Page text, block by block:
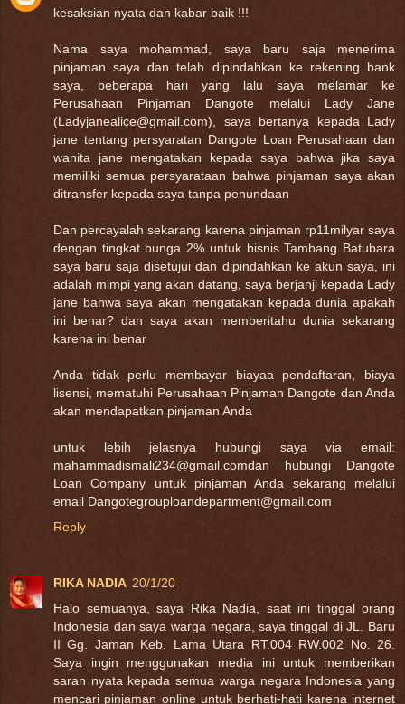
kesaksian nyata dan kabar baik !!!
Nama saya mohammad, saya baru saja menerima
pinjaman saya dan telah dipindahkan ke rekening bank
saya, beberapa hari yang lalu saya melamar ke
Perusahaan Pinjaman Dangote melalui Lady Jane
(Ladyjanealice@gmail.com), saya bertanya kepada Lady
jane tentang persyaratan Dangote Loan Perusahaan dan
wanita jane mengatakan kepada saya bahwa jika saya
memiliki semua persyarataan bahwa pinjaman saya akan
ditransfer kepada saya tanpa penundaan
Dan percayalah sekarang karena pinjaman rp11milyar saya
dengan tingkat bunga 2% untuk bisnis Tambang Batubara
saya baru saja disetujui dan dipindahkan ke akun saya, ini
adalah mimpi yang akan datang, saya berjanji kepada Lady
jane bahwa saya akan mengatakan kepada dunia apakah
ini benar? dan saya akan memberitahu dunia sekarang
karena ini benar
Anda tidak perlu membayar biayaa pendaftaran, biaya
lisensi, mematuhi Perusahaan Pinjaman Dangote dan Anda
akan mendapatkan pinjaman Anda
untuk lebih jelasnya hubungi saya via email:
mahammadismali234@gmail.comdan hubungi Dangote
Loan Company untuk pinjaman Anda sekarang melalui
email Dangotegrouploandepartment@gmail.com
Reply
RIKA NADIA 20/1/20
Halo semuanya, saya Rika Nadia, saat ini tinggal orang
Indonesia dan saya warga negara, saya tinggal di JL. Baru
II Gg. Jaman Keb. Lama Utara RT.004 RW.002 No. 26.
Saya ingin menggunakan media ini untuk memberikan
saran nyata kepada semua warga negara Indonesia yang
mencari pinjaman online untuk berhati-hati karena internet